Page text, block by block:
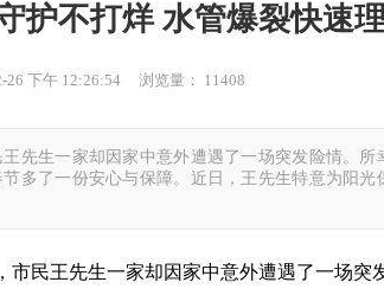
护不打烊 水管爆裂快速
下午 12:26:54 浏览量： 11408
先生一家却因家中意外遭遇了一场突发险情。所
多了一份安心与保障。近日，王先生特意为阳光
市民王先生一家却因家中意外遭遇了一场突